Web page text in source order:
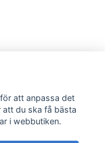
att anpassa det
du ska få bästa
i webbutiken.